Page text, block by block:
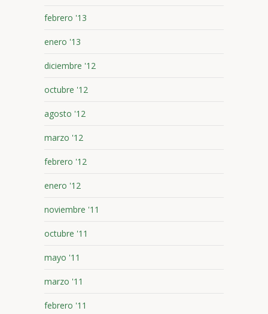
febrero '13
enero '13
diciembre '12
octubre '12
agosto '12
marzo '12
febrero '12
enero '12
noviembre '11
octubre '11
mayo '11
marzo '11
febrero '11